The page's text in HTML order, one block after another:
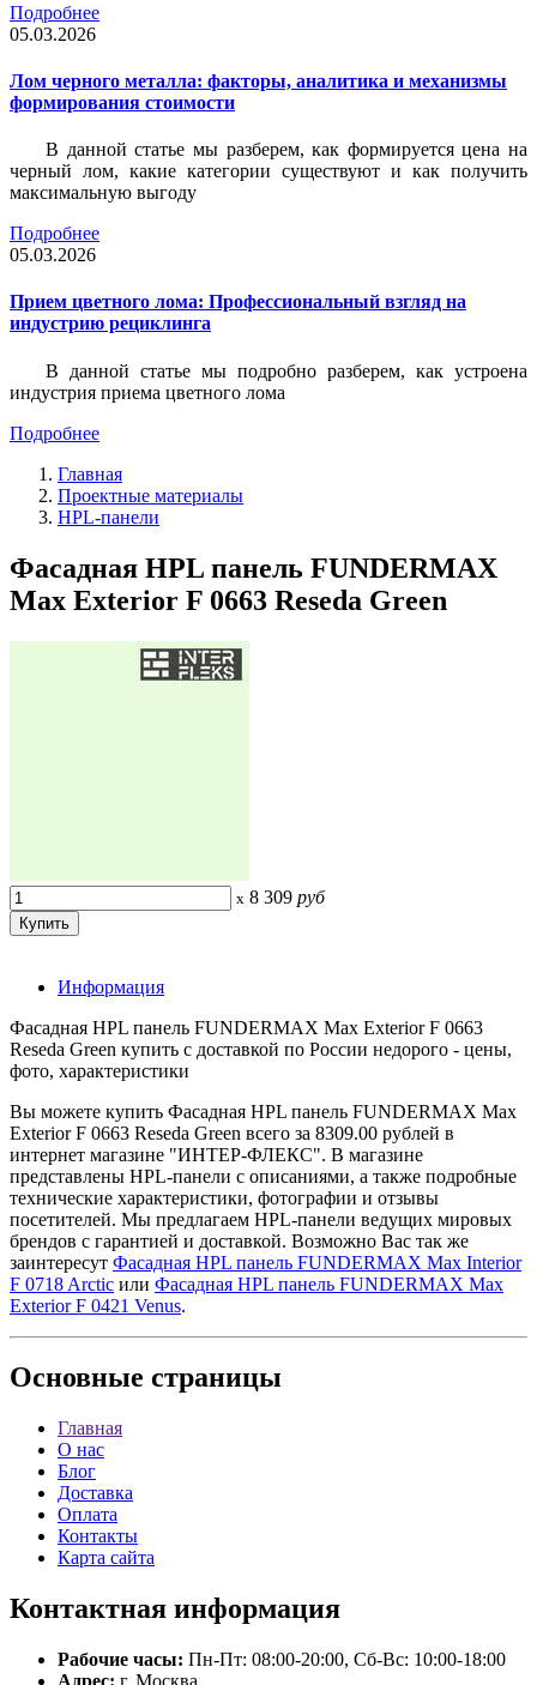
Подробнее
05.03.2026
Лом черного металла: факторы, аналитика и механизмы
формирования стоимости
В данной статье мы разберем, как формируется цена на
черный лом, какие категории существуют и как получить
максимальную выгоду
Подробнее
05.03.2026
Прием цветного лома: Профессиональный взгляд на
индустрию рециклинга
В данной статье мы подробно разберем, как устроена
индустрия приема цветного лома
Подробнее
Главная
Проектные материалы
HPL-панели
Фасадная HPL панель FUNDERMAX
Max Exterior F 0663 Reseda Green
x 8 309 руб
Информация
Фасадная HPL панель FUNDERMAX Max Exterior F 0663
Reseda Green купить с доставкой по России недорого - цены,
фото, характеристики
Вы можете купить Фасадная HPL панель FUNDERMAX Max
Exterior F 0663 Reseda Green всего за 8309.00 рублей в
интернет магазине "ИНТЕР-ФЛЕКС". В магазине
представлены HPL-панели с описаниями, а также подробные
технические характеристики, фотографии и отзывы
посетителей. Мы предлагаем HPL-панели ведущих мировых
брендов с гарантией и доставкой. Возможно Вас так же
заинтересут Фасадная HPL панель FUNDERMAX Max Interior
F 0718 Arctic или Фасадная HPL панель FUNDERMAX Max
Exterior F 0421 Venus.
Основные страницы
Главная
О нас
Блог
Доставка
Оплата
Контакты
Карта сайта
Контактная информация
Рабочие часы: Пн-Пт: 08:00-20:00, Сб-Вс: 10:00-18:00